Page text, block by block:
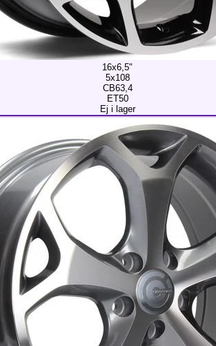
16x6,5"
5x108
CB63,4
ET50
Ej i lager